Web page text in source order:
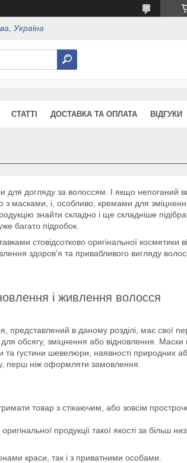
Україна
СТАТТІ ДОСТАВКА ТА ОПЛАТА ВІДГУКИ
для догляду за волоссям. І якщо непоганий
з масками, і, особливо, кремами для
знайти складно і ще складніше
багато підробок.
стовідсотково оригінальної косметики
здоров'я та привабливого вигляду
і живлення волосся
в даному розділі, має свої
обсягу, зміцнення або відновлення.
та густини шевелюри, наявності природних
перш ніж оформляти замовлення.
товар з стікаючим, або зовсім
продукції такої якості за більш
краси, так і з приватними особами.